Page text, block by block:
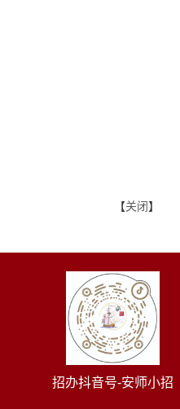
【关闭】
招办抖音号-安师小招